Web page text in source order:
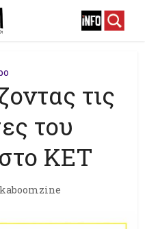
τις
του
ΚΕΤ
kaboomzine